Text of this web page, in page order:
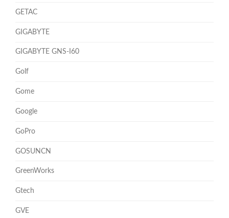
GETAC
GIGABYTE
GIGABYTE GNS-I60
Golf
Gome
Google
GoPro
GOSUNCN
GreenWorks
Gtech
GVE